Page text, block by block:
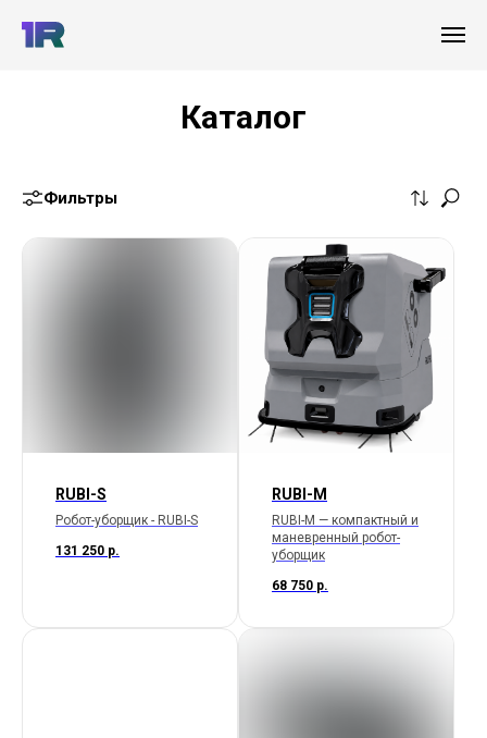
Каталог
Фильтры
RUBI-S
Робот-уборщик - RUBI-S
131 250 р.
RUBI-M
RUBI-M — компактный и
маневренный робот-
уборщик
68 750 р.